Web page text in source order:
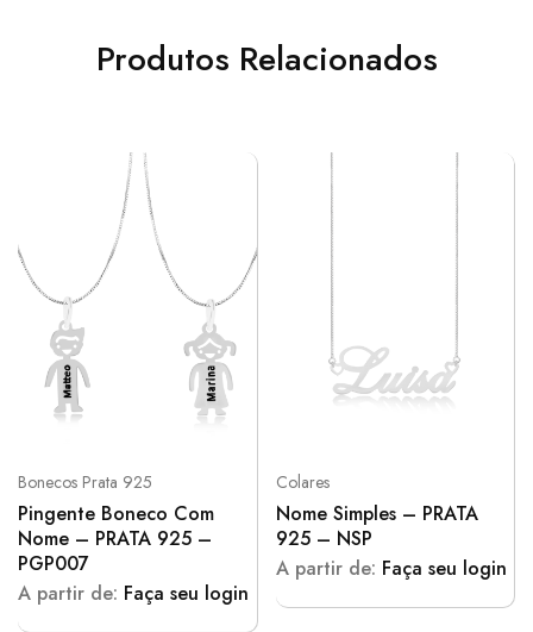
Produtos Relacionados
Bonecos Prata 925
Pingente Boneco Com
Nome – PRATA 925 –
PGP007
A partir de: Faça seu login
Colares
Nome Simples – PRATA
925 – NSP
A partir de: Faça seu login